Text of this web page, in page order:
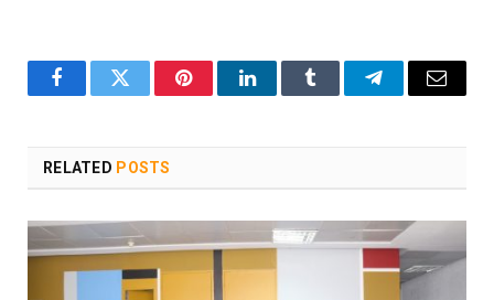
FacebookTwitter PinterestLinkedInTumblr TelegramEmail
RELATED POSTS